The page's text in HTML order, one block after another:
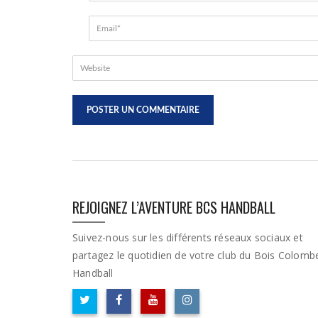
REJOIGNEZ L’AVENTURE BCS HANDBALL
Suivez-nous sur les différents réseaux sociaux et
partagez le quotidien de votre club du Bois
Handball